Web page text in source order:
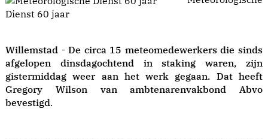
Dienst 60 jaar
Willemstad - De circa 15 meteomedewerkers die sinds
afgelopen dinsdagochtend in staking waren, zijn
gistermiddag weer aan het werk gegaan. Dat heeft
Gregory Wilson van ambtenarenvakbond Abvo
bevestigd.